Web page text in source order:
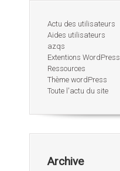
Actu des utilisateurs
Aides utilisateurs
azqs
Extentions WordPress
Ressources
Thème wordPress
Toute l'actu du site
Archive